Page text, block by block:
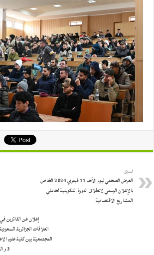
السابق
العرض الصحفي ليوم الأحد 11 فيفري 2024 الخاص
بالإعلان الرسمي لانطلاق الدورة التكوينية لحاملي
المشاريع الاقتصادية
إعلان عن الفائزين
العلاقات الجزائرية
المجتمعيّة بين كلية علوم
3 و المدرسة السعودية في الجزائر.